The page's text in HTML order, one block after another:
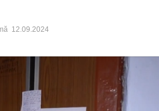
Situații de Urgență
oră autoritățile depun
digurilor de protecție pe râul
nopții, pentru pomparea
de inundații salvatorii au
Pe lângă pompieri, a fost
12.09.2024